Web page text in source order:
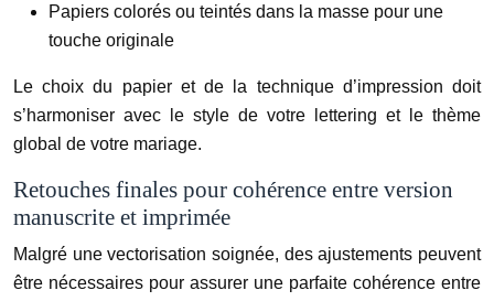
Papiers colorés ou teintés dans la masse pour une
touche originale
Le choix du papier et de la technique d’impression doit
s’harmoniser avec le style de votre lettering et le thème
global de votre mariage.
Retouches finales pour cohérence entre version
manuscrite et imprimée
Malgré une vectorisation soignée, des ajustements peuvent
être nécessaires pour assurer une parfaite cohérence entre